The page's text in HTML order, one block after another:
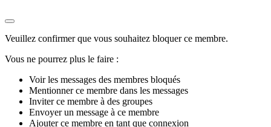
Veuillez confirmer que vous souhaitez bloquer ce membre.
Vous ne pourrez plus le faire :
Voir les messages des membres bloqués
Mentionner ce membre dans les messages
Inviter ce membre à des groupes
Envoyer un message à ce membre
Ajouter ce membre en tant que connexion